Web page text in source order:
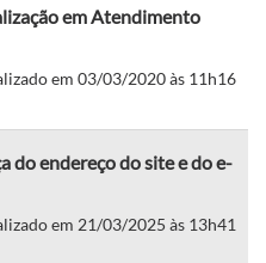
em Atendimento
em 03/03/2020 às 11h16
do endereço do site e do e-
em 21/03/2025 às 13h41